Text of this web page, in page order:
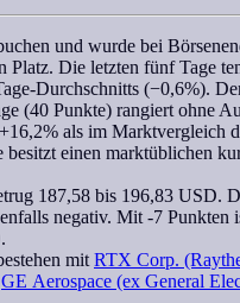
und wurde bei
Platz. Die letzten fünf Tage
Durchschnitts (−0,6%).
(40 Punkte) rangiert ohne
als im Marktvergleich
einen marktüblichen
187,58 bis 196,83 USD.
negativ. Mit -7 Punkten
mit RTX Corp.
GE Aerospace (ex General